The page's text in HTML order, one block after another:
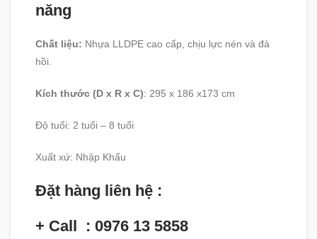
năng
Chất liệu: Nhựa LLDPE cao cấp, chịu lực nén và đà
hồi.
Kích thước (D x R x C): 295 x 186 x173 cm
Độ tuổi: 2 tuổi – 8 tuổi
Xuất xứ: Nhập Khẩu
Đặt hàng liên hệ :
+ Call : 0976 13 5858